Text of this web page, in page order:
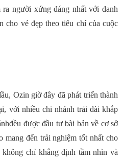
người xứng đáng nhất với danh
cho vẻ đẹp theo tiêu chí của cuộc
Ozin giờ đây đã phát triển thành
với nhiều chi nhánh trải dài khắp
được đầu tư bài bản về cơ sở
mang đến trải nghiệm tốt nhất cho
chỉ khẳng định tầm nhìn và